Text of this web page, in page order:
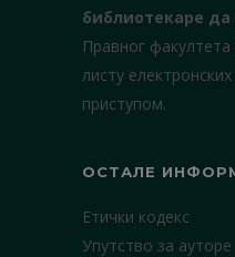
библиотекаре да
Правног факултета
листу
приступом.
ОСТАЛЕ
Етички кодекс
Упутство за ауторе